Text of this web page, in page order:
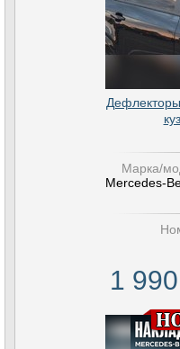
Марка/
Mercedes-
1 990